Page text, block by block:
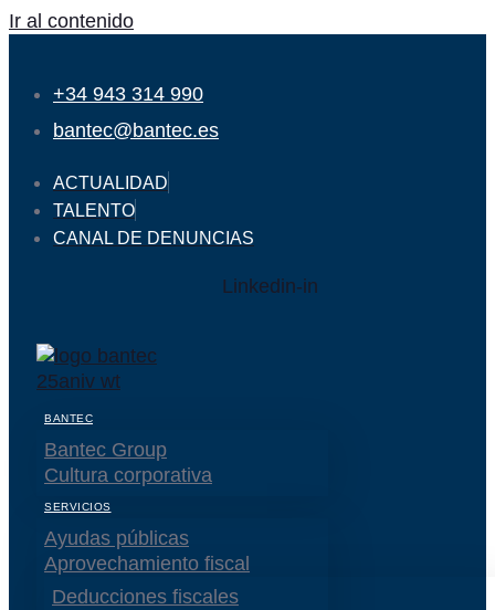
Ir al contenido
+34 943 314 990
bantec@bantec.es
ACTUALIDAD
TALENTO
CANAL DE DENUNCIAS
Linkedin-in
BANTEC
Bantec Group
Cultura corporativa
SERVICIOS
Ayudas públicas
Aprovechamiento fiscal
Deducciones fiscales